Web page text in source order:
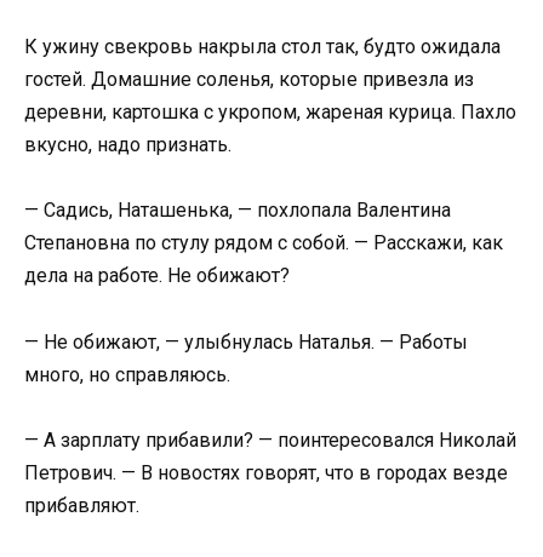
К ужину свекровь накрыла стол так, будто ожидала
гостей. Домашние соленья, которые привезла из
деревни, картошка с укропом, жареная курица. Пахло
вкусно, надо признать.
— Садись, Наташенька, — похлопала Валентина
Степановна по стулу рядом с собой. — Расскажи, как
дела на работе. Не обижают?
— Не обижают, — улыбнулась Наталья. — Работы
много, но справляюсь.
— А зарплату прибавили? — поинтересовался Николай
Петрович. — В новостях говорят, что в городах везде
прибавляют.